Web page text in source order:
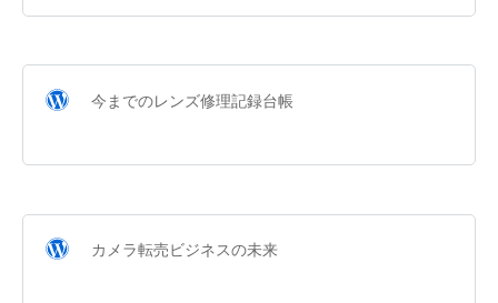
今までのレンズ修理記録台帳
カメラ転売ビジネスの未来